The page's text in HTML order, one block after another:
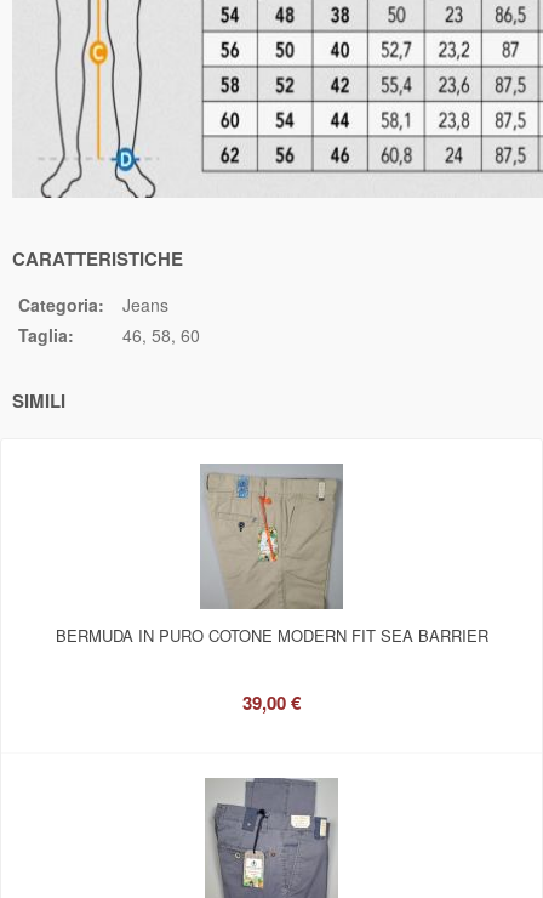
CARATTERISTICHE
Categoria:
Jeans
Taglia:
46 58 60
SIMILI
BERMUDA IN PURO COTONE MODERN FIT SEA BARRIER
39,00 €